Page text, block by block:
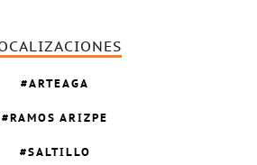
ARTEAGA
RAMOS ARIZPE
SALTILLO